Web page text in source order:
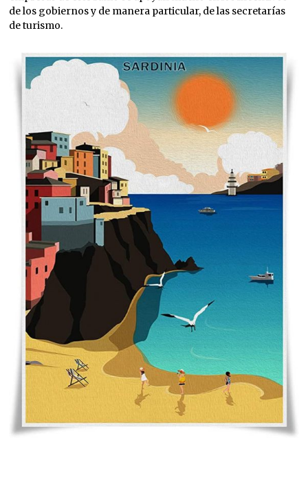
de los gobiernos y de manera particular, de las secretarías
de turismo.